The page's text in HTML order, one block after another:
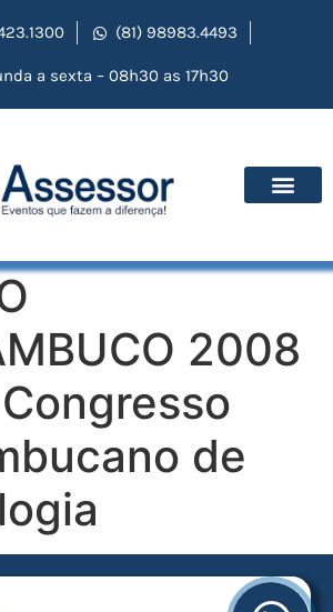
(81) 98983.4493
a sexta – 08h30 as 17h30
2008
de